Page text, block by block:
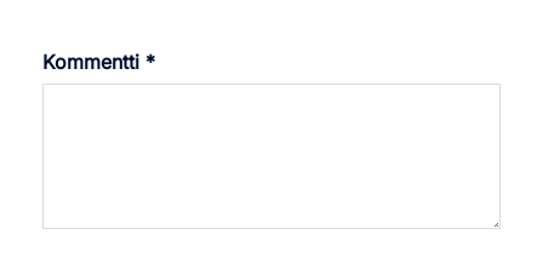
Kommentti *